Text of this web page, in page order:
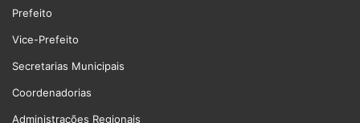
Prefeito
Vice-Prefeito
Secretarias Municipais
Coordenadorias
Administrações Regionais